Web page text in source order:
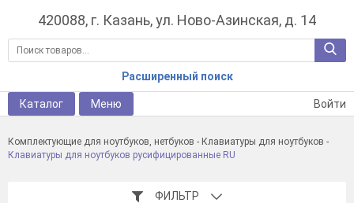
420088, г. Казань, ул. Ново-Азинская, д. 14
Расширенный поиск
Каталог Меню Войти
Комплектующие для ноутбуков, нетбуков - Клавиатуры для ноутбуков -
Клавиатуры для ноутбуков русифицированные RU
ФИЛЬТР